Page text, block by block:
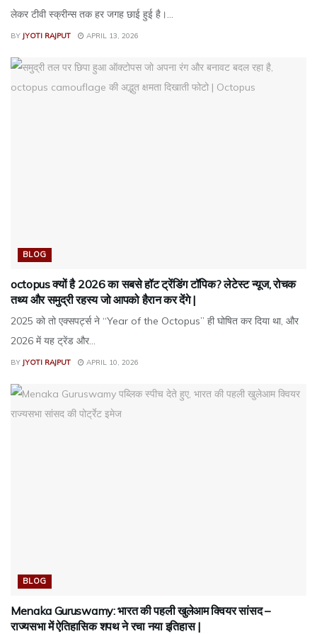
लेकर टीवी स्क्रीन्स तक हर जगह छाई हुई है।...
BY JYOTI RAJPUT APRIL 13, 2026
BLOG
octopus क्यों है 2026 का सबसे हॉट ट्रेंडिंग टॉपिक? लेटेस्ट न्यूज, रोचक
तथ्य और समुद्री रहस्य जो आपको हैरान कर देंगे |
2025 को तो एक्सपर्ट्स ने “Year of the Octopus” ही घोषित कर दिया था, और
2026 में यह ट्रेंड और...
BY JYOTI RAJPUT APRIL 10, 2026
BLOG
Menaka Guruswamy: भारत की पहली खुलेआम क्वियर सांसद –
राज्यसभा में ऐतिहासिक शपथ ने रचा नया इतिहास |